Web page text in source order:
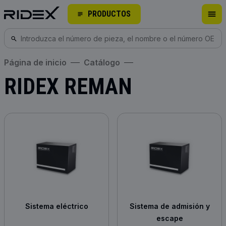
PRODUCTOS
Página de inicio Catálogo
RIDEX REMAN
Sistema eléctrico
Sistema de admisión y
escape